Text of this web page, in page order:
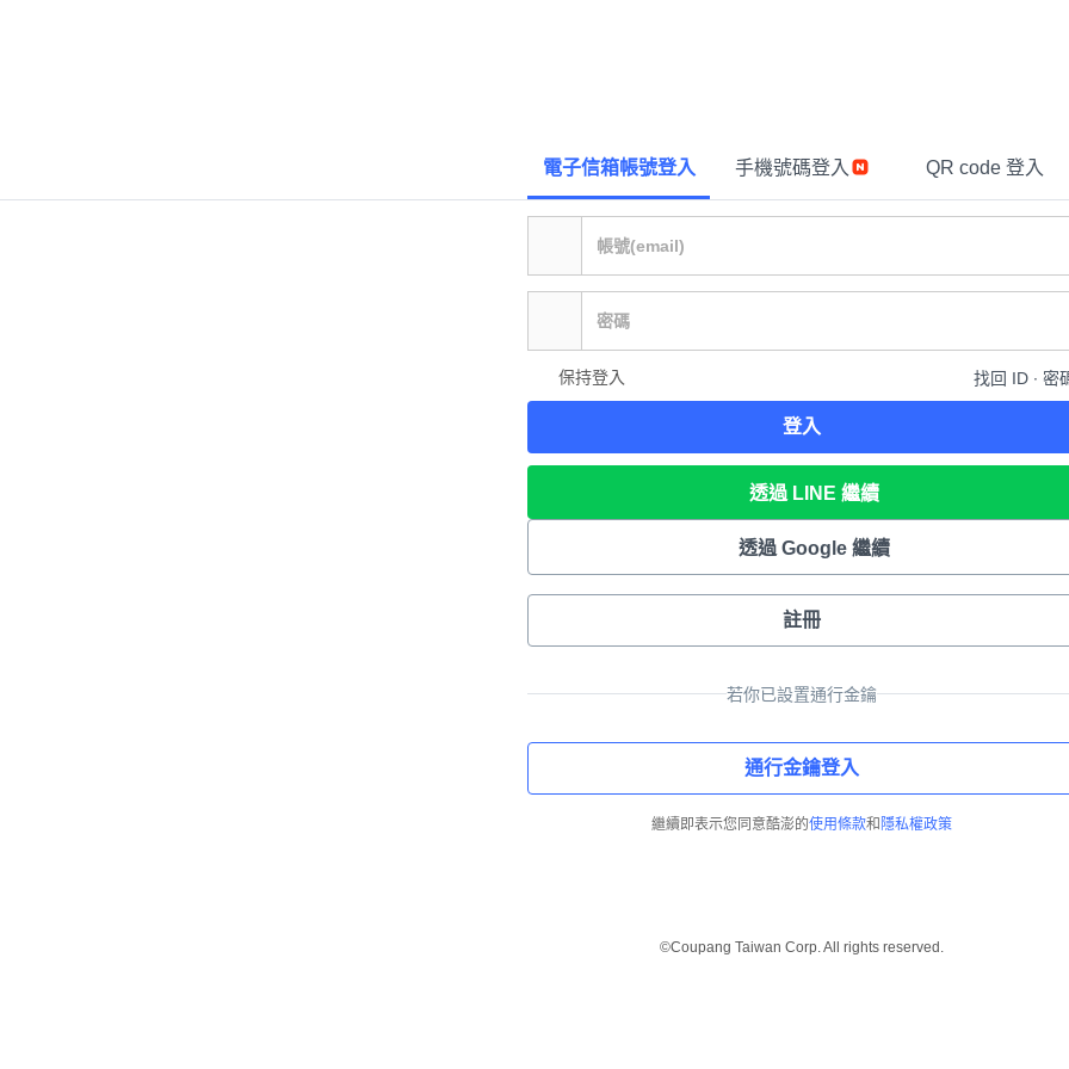
電子信箱帳號登入 手機號碼登入 QR code 登入
保持登入 找回 ID ∙ 密
登入
透過 LINE 繼續
透過 Google 繼續
註冊
若你已設置通行金鑰
通行金鑰登入
繼續即表示您同意酷澎的使用條款和 隱私權政策
©Coupang Taiwan Corp. All rights reserved.